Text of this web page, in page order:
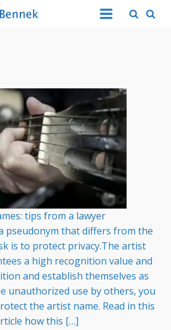
tips from a lawyer
pseudonym that differs from the
is to protect privacy.The artist
a high recognition value and
and establish themselves as
unauthorized use by others, you
the artist name. Read in this
how this […]